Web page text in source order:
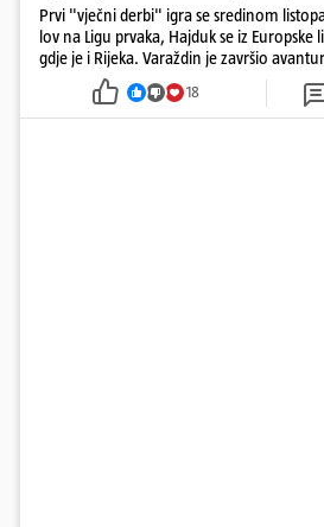
Prvi "vječni derbi" igra se sredinom
lov na Ligu prvaka, Hajduk se iz Europske
gdje je i Rijeka. Varaždin je završio
18